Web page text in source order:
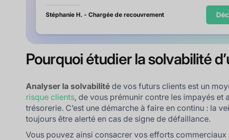
Stéphanie H. - Chargée de recouvrement
Pourquoi étudier la solvabilité
Analyser la solvabilité de vos futurs clients est un
risque clients, de vous prémunir contre les impayés et
trésorerie. C’est une démarche à faire en continu : la
toujours être alerté en cas de signe de défaillance.
Vous pouvez ainsi consacrer vos efforts commerciaux